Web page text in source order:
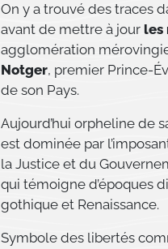
On y a trouvé des traces
avant de mettre à jour les
agglomération
Notger, premier Prince-
de son Pays.
Aujourd’hui orpheline de
est dominée par
la Justice et du
qui témoigne d’époques
gothique et Renaissance.
Symbole des libertés